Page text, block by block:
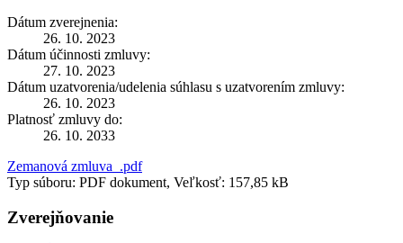
Dátum zverejnenia:
26. 10. 2023
Dátum účinnosti zmluvy:
27. 10. 2023
Dátum uzatvorenia/udelenia súhlasu s uzatvorením zmluvy:
26. 10. 2023
Platnosť zmluvy do:
26. 10. 2033
Zemanová zmluva_.pdf
Typ súboru: PDF dokument, Veľkosť: 157,85 kB
Zverejňovanie